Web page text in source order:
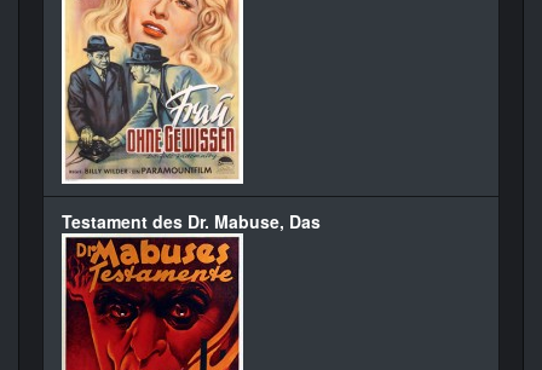
Testament des Dr. Mabuse, Das